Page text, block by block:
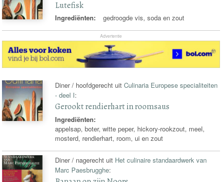
Lutefisk
Ingrediënten: gedroogde vis, soda en zout
Advertentie
Diner / hoofdgerecht uitCulinaria Europese specialiteiten
- deel I:
Gerookt rendierhart in roomsaus
Ingrediënten:
appelsap, boter, witte peper, hickory-rookzout, meel,
mosterd, rendierhart, room, ui en zout
Diner / nagerecht uit Het culinaire standaardwerk van
Marc Paesbrugghe: